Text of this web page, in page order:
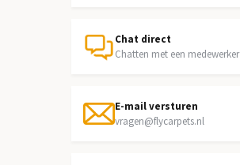
Chat direct
Chatten met een medewerker
E-mail versturen
vragen@flycarpets.nl